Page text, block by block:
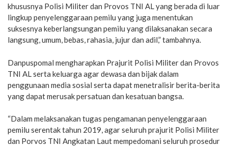
khususnya Polisi Militer dan Provos TNI AL yang berada di luar
lingkup penyelenggaraan pemilu yang juga menentukan
suksesnya keberlangsungan pemilu yang dilaksanakan secara
langsung, umum, bebas, rahasia, jujur dan adil,” tambahnya.
Danpuspomal mengharapkan Prajurit Polisi Militer dan Provos
TNI AL serta keluarga agar dewasa dan bijak dalam
penggunaan media sosial serta dapat menetralisir berita-berita
yang dapat merusak persatuan dan kesatuan bangsa.
“Dalam melaksanakan tugas pengamanan penyelenggaraan
pemilu serentak tahun 2019, agar seluruh prajurit Polisi Militer
dan Porvos TNI Angkatan Laut mempedomani seluruh prosedur